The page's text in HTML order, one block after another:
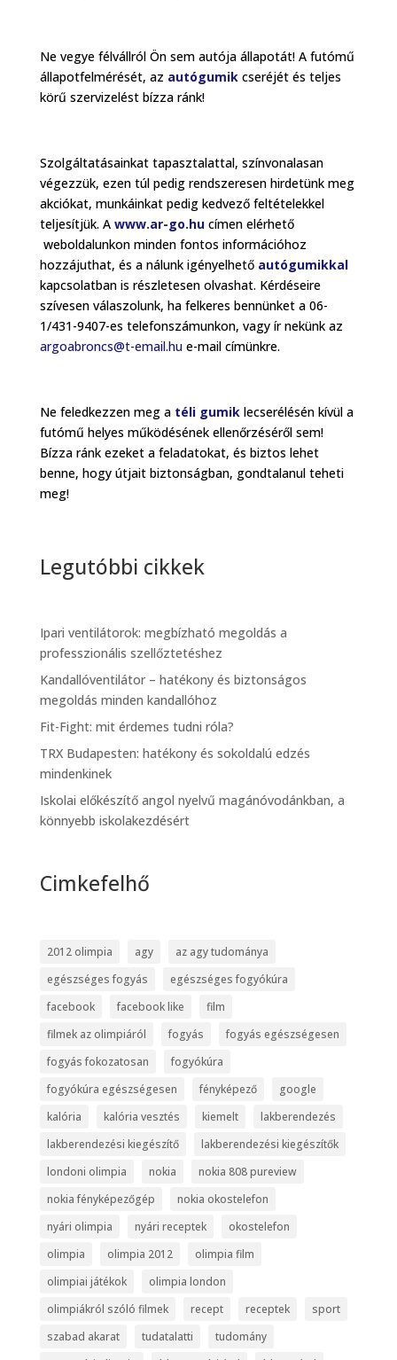
Ne vegye félvállról Ön sem autója állapotát! A futómű
állapotfelmérését, az autógumikcseréjét és teljes
körű szervizelést bízza ránk!
Szolgáltatásainkat tapasztalattal, színvonalasan
végezzük, ezen túl pedig rendszeresen hirdetünk meg
akciókat, munkáinkat pedig kedvező feltételekkel
teljesítjük. A www.ar-go.hucímen elérhető
weboldalunkon minden fontos információhoz
hozzájuthat, és a nálunk igényelhető autógumikkal
kapcsolatban is részletesen olvashat. Kérdéseire
szívesen válaszolunk, ha felkeres bennünket a 06-
1/431-9407-es telefonszámunkon, vagy ír nekünk az
argoabroncs@t-email.hue-mail címünkre.
Ne feledkezzen meg a téli gumiklecserélésén kívül a
futómű helyes működésének ellenőrzéséről sem!
Bízza ránk ezeket a feladatokat, és biztos lehet
benne, hogy útjait biztonságban, gondtalanul teheti
meg!
Legutóbbi cikkek
Ipari ventilátorok: megbízható megoldás a
professzionális szellőztetéshez
Kandallóventilátor – hatékony és biztonságos
megoldás minden kandallóhoz
Fit-Fight: mit érdemes tudni róla?
TRX Budapesten: hatékony és sokoldalú edzés
mindenkinek
Iskolai előkészítő angol nyelvű magánóvodánkban, a
könnyebb iskolakezdésért
Cimkefelhő
2012 olimpia agy
az agy tudománya
egészséges fogyás
egészséges fogyókúra
facebook
facebook like
film
filmek az olimpiáról
fogyás
fogyás egészségesen
fogyás fokozatosan
fogyókúra
fogyókúra egészségesen
fényképező
google
kalória
kalória vesztés kiemelt
lakberendezés
lakberendezési kiegészítő
lakberendezési kiegészítők
londoni olimpia
nokia
nokia 808 pureview
nokia fényképezőgép
nokia okostelefon
nyári olimpia
nyári receptek
okostelefon
olimpia
olimpia 2012
olimpia film
olimpiai játékok
olimpia london
olimpiákról szóló filmek
recept receptek
sport
szabad akarat
tudatalatti
tudomány